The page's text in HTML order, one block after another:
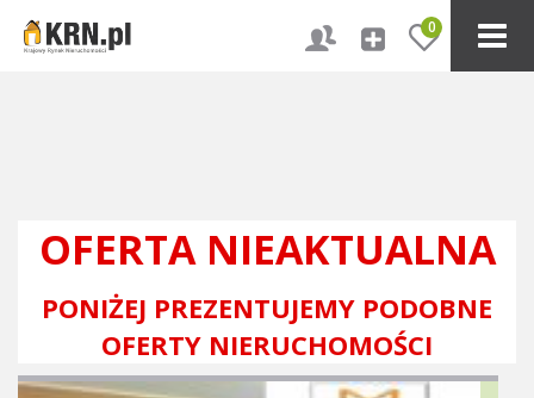
0
OFERTA NIEAKTUALNA
PONIŻEJ PREZENTUJEMY PODOBNE
OFERTY NIERUCHOMOŚCI